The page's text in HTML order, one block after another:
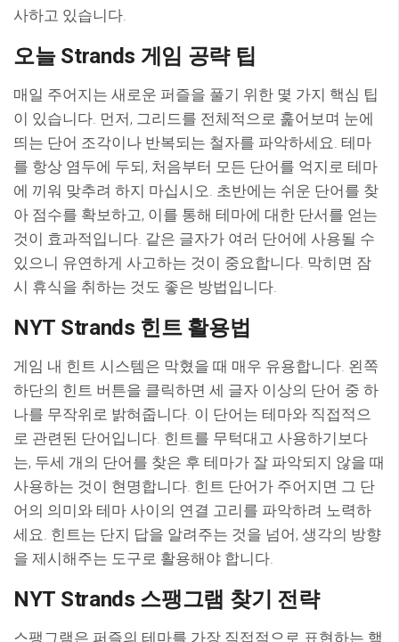
사하고 있습니다.
오늘 Strands 게임 공략 팁
매일 주어지는 새로운 퍼즐을 풀기 위한 몇 가지 핵심 팁
이 있습니다. 먼저, 그리드를 전체적으로 훑어보며 눈에
띄는 단어 조각이나 반복되는 철자를 파악하세요. 테마
를 항상 염두에 두되, 처음부터 모든 단어를 억지로 테마
에 끼워 맞추려 하지 마십시오. 초반에는 쉬운 단어를 찾
아 점수를 확보하고, 이를 통해 테마에 대한 단서를 얻는
것이 효과적입니다. 같은 글자가 여러 단어에 사용될 수
있으니 유연하게 사고하는 것이 중요합니다. 막히면 잠
시 휴식을 취하는 것도 좋은 방법입니다.
NYT Strands 힌트 활용법
게임 내 힌트 시스템은 막혔을 때 매우 유용합니다. 왼쪽
하단의 힌트 버튼을 클릭하면 세 글자 이상의 단어 중 하
나를 무작위로 밝혀줍니다. 이 단어는 테마와 직접적으
로 관련된 단어입니다. 힌트를 무턱대고 사용하기보다
는, 두세 개의 단어를 찾은 후 테마가 잘 파악되지 않을 때
사용하는 것이 현명합니다. 힌트 단어가 주어지면 그 단
어의 의미와 테마 사이의 연결 고리를 파악하려 노력하
세요. 힌트는 단지 답을 알려주는 것을 넘어, 생각의 방향
을 제시해주는 도구로 활용해야 합니다.
NYT Strands 스팽그램 찾기 전략
스팽그램은 퍼즐의 테마를 가장 직접적으로 표현하는 핵